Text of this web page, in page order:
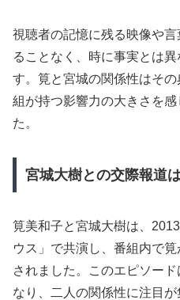
視聴者の記憶に残る映像や
ることなく、時に事実とは
す。筧と宮城の関係性はそ
組が持つ影響力の大きさを
た。
宮城大樹との交際報道
筧美和子と宮城大樹は、
ウス」で共演し、番組内で
されました。このエピソー
なり、二人の関係性に注目が